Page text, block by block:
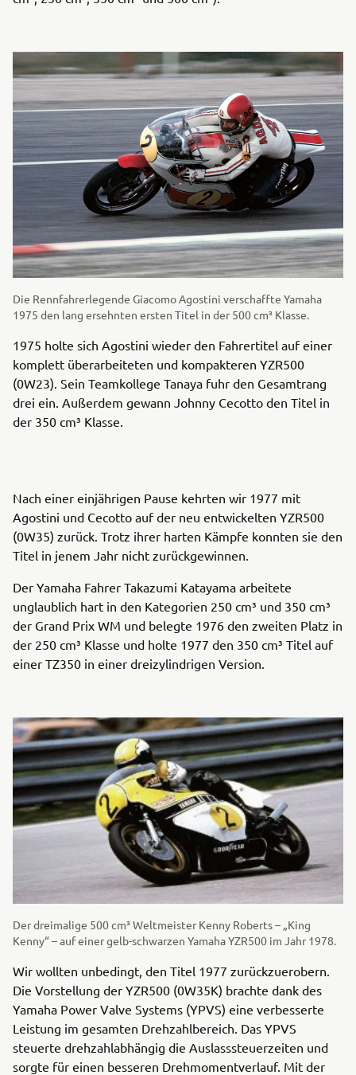
Die Rennfahrerlegende Giacomo Agostini verschaffte Yamaha
1975 den lang ersehnten ersten Titel in der 500 cm³ Klasse.
1975 holte sich Agostini wieder den Fahrertitel auf einer
komplett überarbeiteten und kompakteren YZR500
(0W23). Sein Teamkollege Tanaya fuhr den Gesamtrang
drei ein. Außerdem gewann Johnny Cecotto den Titel in
der 350 cm³ Klasse.
Nach einer einjährigen Pause kehrten wir 1977 mit
Agostini und Cecotto auf der neu entwickelten YZR500
(0W35) zurück. Trotz ihrer harten Kämpfe konnten sie den
Titel in jenem Jahr nicht zurückgewinnen.
Der Yamaha Fahrer Takazumi Katayama arbeitete
unglaublich hart in den Kategorien 250 cm³ und 350 cm³
der Grand Prix WM und belegte 1976 den zweiten Platz in
der 250 cm³ Klasse und holte 1977 den 350 cm³ Titel auf
einer TZ350 in einer dreizylindrigen Version.
Der dreimalige 500 cm³ Weltmeister Kenny Roberts – „King
Kenny“ – auf einer gelb-schwarzen Yamaha YZR500 im Jahr 1978.
Wir wollten unbedingt, den Titel 1977 zurückzuerobern.
Die Vorstellung der YZR500 (0W35K) brachte dank des
Yamaha Power Valve Systems (YPVS) eine verbesserte
Leistung im gesamten Drehzahlbereich. Das YPVS
steuerte drehzahlabhängig die Auslasssteuerzeiten und
sorgte für einen besseren Drehmomentverlauf. Mit der